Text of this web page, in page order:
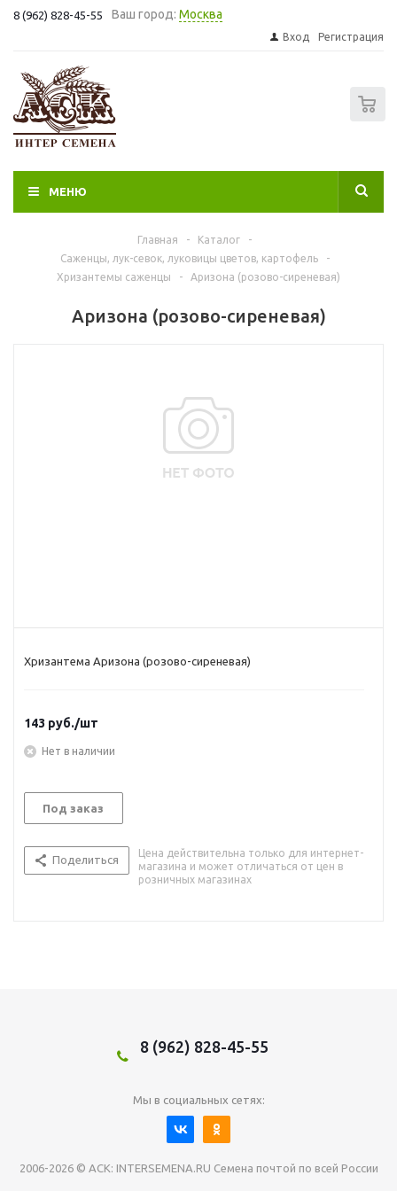
8 (962) 828-45-55 Ваш город: Москва
Вход Регистрация
МЕНЮ
Главная - Каталог
-
Саженцы, лук-севок, луковицы цветов, картофель
-
Хризантемы саженцы
- Аризона (розово-сиреневая)
Аризона (розово-сиреневая)
Хризантема Аризона (розово-сиреневая)
143 руб./шт
Нет в наличии
Под заказ
Поделиться
Цена действительна только для интернет-
магазина и может отличаться от цен в
розничных магазинах
8 (962) 828-45-55
Мы в социальных сетях:
2006-2026 © АСК: INTERSEMENA.RU Семена почтой по всей России